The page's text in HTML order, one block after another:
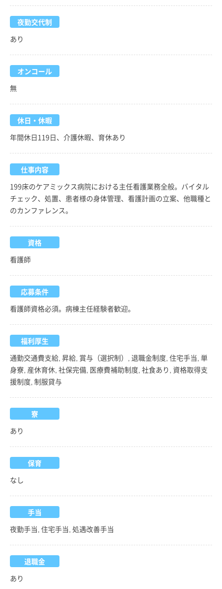
夜勤交代制
あり
オンコール
無
休日・休暇
年間休日119日、介護休暇、育休あり
仕事内容
199床のケアミックス病院における主任看護業務全般。バイタル
チェック、処置、患者様の身体管理、看護計画の立案、他職種と
のカンファレンス。
資格
看護師
応募条件
看護師資格必須。病棟主任経験者歓迎。
福利厚生
通勤交通費支給, 昇給, 賞与（選択制）, 退職金制度, 住宅手当, 単
身寮, 産休育休, 社保完備, 医療費補助制度, 社食あり, 資格取得支
援制度, 制服貸与
寮
あり
保育
なし
手当
夜勤手当, 住宅手当, 処遇改善手当
退職金
あり